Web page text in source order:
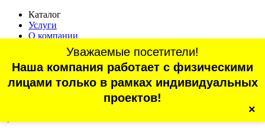
Каталог
Услуги
О компании
Статьи
Контакты
Отзывы
г. Санкт-Петербург, проспект Обуховской Обороны, 70, корп.
Уважаемые посетители!
Наша компания работает с физическими
лицами только в рамках индивидуальных
проектов!
×